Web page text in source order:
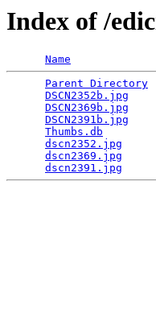
Index of /
Name
Parent Directory
DSCN2352b.jpg
DSCN2369b.jpg
DSCN2391b.jpg
Thumbs.db
dscn2352.jpg
dscn2369.jpg
dscn2391.jpg